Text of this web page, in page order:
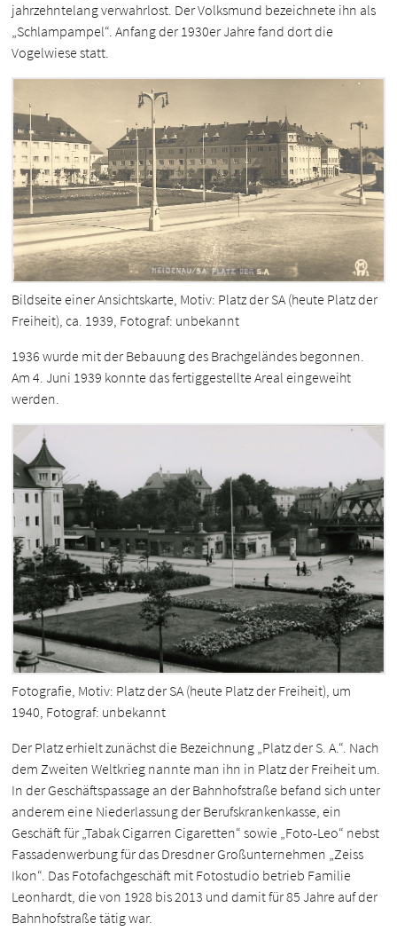
jahrzehntelang verwahrlost. Der Volksmund bezeichnete ihn als
„Schlampampel“. Anfang der 1930er Jahre fand dort die
Vogelwiese statt.
Bildseite einer Ansichtskarte, Motiv: Platz der SA (heute Platz der
Freiheit), ca. 1939, Fotograf: unbekannt
1936 wurde mit der Bebauung des Brachgeländes begonnen.
Am 4. Juni 1939 konnte das fertiggestellte Areal eingeweiht
werden.
Fotografie, Motiv: Platz der SA (heute Platz der Freiheit), um
1940, Fotograf: unbekannt
Der Platz erhielt zunächst die Bezeichnung „Platz der S. A.“. Nach
dem Zweiten Weltkrieg nannte man ihn in Platz der Freiheit um.
In der Geschäftspassage an der Bahnhofstraße befand sich unter
anderem eine Niederlassung der Berufskrankenkasse, ein
Geschäft für „Tabak Cigarren Cigaretten“ sowie „Foto-Leo“ nebst
Fassadenwerbung für das Dresdner Großunternehmen „Zeiss
Ikon“. Das Fotofachgeschäft mit Fotostudio betrieb Familie
Leonhardt, die von 1928 bis 2013 und damit für 85 Jahre auf der
Bahnhofstraße tätig war.